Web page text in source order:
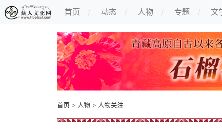
首页 动态 人物 专题 文
首页 > 人物 > 人物关注